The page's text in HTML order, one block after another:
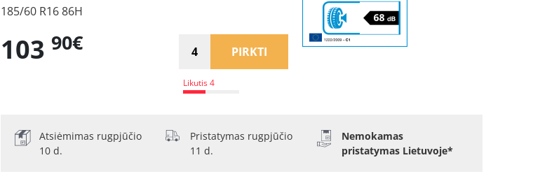
185/60 R16 86H
Likutis 4
103 90€ PIRKTI
Atsiėmimas rugpjūčio
10 d.
Pristatymas rugpjūčio
11 d.
Nemokamas
pristatymas Lietuvoje*